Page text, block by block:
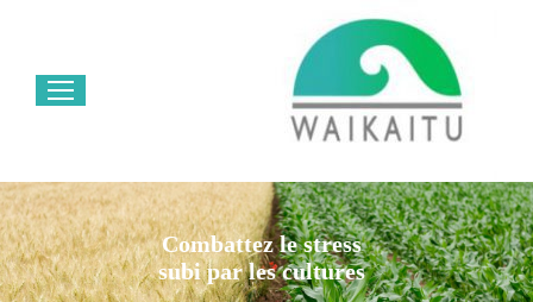
Combattez le stress
subi par les cultures